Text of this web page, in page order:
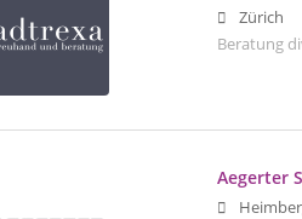
Zürich
Beratung
Aegerter